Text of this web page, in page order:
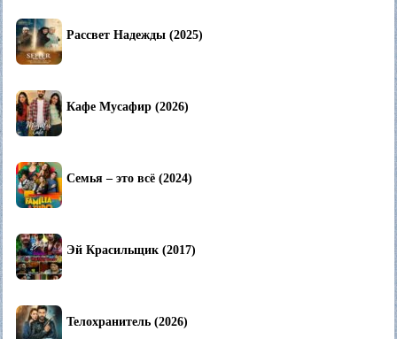
Рассвет Надежды (2025)
Кафе Мусафир (2026)
Семья – это всё (2024)
Эй Красильщик (2017)
Телохранитель (2026)